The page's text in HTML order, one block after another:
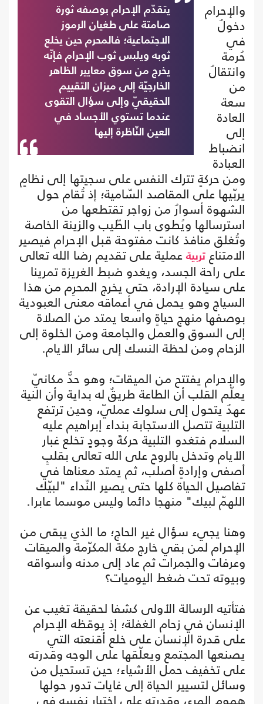
يتقدّم الإحرام بوصفه ثورة
صامتة على طغيان الرموز
الاجتماعية؛ فالمحرم حين يخلع
ثوبه ويلبس ثوب الإحرام فإنّه
يخرج من سوق معايير الظاهر
الخارجيّة إلى ميزان التقييم
الحقيقيّ وإلى سؤال التقوى
عندما تستوي الأجساد في
العين النّاظرة إليها
والإحرام
دخولٌ
في
حُرمة
وانتقالٌ
من
سعة
العادة
إلى
انضباط
العبادة
ومن حركةٍ تترك النفس على سجيتها إلى نظامٍ
يربّيها على المقاصد السّامية؛ إذ تُقام حول
الشهوة أسوارٌ من زواجر تقتطعها من
استرسالها ويُطوى باب الطّيب والزينة الخاصة
وتُغلق منافذ كانت مفتوحة قبل الإحرام فيصير
الامتناع تربية عملية على تقديم رضا الله تعالى
على راحة الجسد، ويغدو ضبط الغريزة تمرينا
على سيادة الإرادة، حتى يخرج المحرِم من هذا
السياج وهو يحمل في أعماقه معنى العبودية
بوصفها منهج حياةٍ واسعا يمتد من الصلاة
إلى السوق والعمل والجامعة ومن الخلوة إلى
الزحام ومن لحظة النسك إلى سائر الأيام.
والإحرام يفتتح من الميقات؛ وهو حدٌّ مكانيّ
يعلّم القلب أن الطاعة طريقٌ له بداية وأن النية
عهدٌ يتحول إلى سلوك عمليّ، وحين ترتفع
التلبية تتصل الاستجابة بنداء إبراهيم عليه
السلام فتغدو التلبية حركةَ وجودٍ تخلع غبار
الأيام وتدخل بالروح على الله تعالى بقلبٍ
أصفى وإرادةٍ أصلب، ثم يمتد معناها في
تفاصيل الحياة كلها حتى يصير النّداء "لبيّك
اللهمّ لبيك" منهجا دائما وليس موسما عابرا.
وهنا يجيء سؤال غير الحاج؛ ما الذي يبقى من
الإحرام لمن بقي خارج مكة المكرّمة والميقات
وعرفات والجمرات ثم عاد إلى مدنه وأسواقه
وبيوته تحت ضغط اليوميات؟
فتأتيه الرسالة الأولى كشفا لحقيقة تغيب عن
الإنسان في زحام الغفلة؛ إذ يوقظه الإحرام
على قدرة الإنسان على خلع أقنعته التي
يصنعها المجتمع ويعلّقها على الوجه وقدرته
على تخفيف حمل الأشياء؛ حين تستحيل من
وسائل لتسيير الحياة إلى غايات تدور حولها